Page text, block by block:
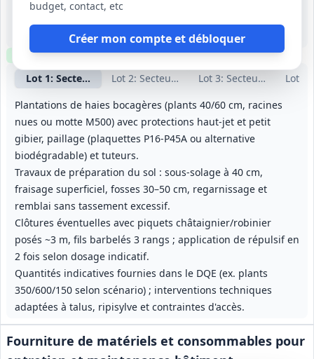
budget, contact, etc
Créer mon compte et débloquer
Lot 1: Secteur nord‑est - haies
Lot 2: Secteur ouest - haies
Lot 3: Secteur sud‑est -
Lot
Plantations de haies bocagères (plants 40/60 cm, racines
nues ou motte M500) avec protections haut‑jet et petit
gibier, paillage (plaquettes P16‑P45A ou alternative
biodégradable) et tuteurs.
Travaux de préparation du sol : sous‑solage à 40 cm,
fraisage superficiel, fosses 30–50 cm, regarnissage et
remblai sans tassement excessif.
Clôtures éventuelles avec piquets châtaignier/robinier
posés ~3 m, fils barbelés 3 rangs ; application de répulsif en
2 fois selon dosage indicatif.
Quantités indicatives fournies dans le DQE (ex. plants
350/600/150 selon scénario) ; interventions techniques
adaptées à talus, ripisylve et contraintes d'accès.
Parc Normandie‑Maine
Clause environnementale Clause sociale Visiterequise
Fourniture de matériels et consommables pour